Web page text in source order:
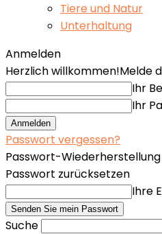
Tiere und Natur
Unterhaltung
Anmelden
Herzlich willkommen!Melde
Ihr
Ihr
Passwort vergessen?
Passwort-Wiederherstellung
Passwort zurücksetzen
Ihre
Suche